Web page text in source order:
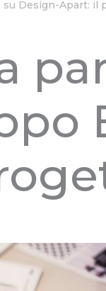
Design-Apart: il